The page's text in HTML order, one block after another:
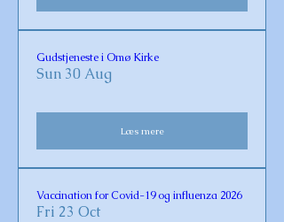
Gudstjeneste i Omø Kirke
Sun 30 Aug
Læs mere
Vaccination for Covid-19 og influenza 2026
Fri 23 Oct